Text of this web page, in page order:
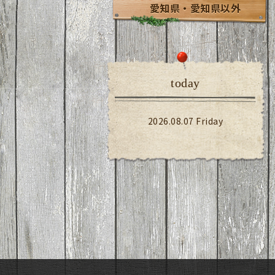
愛知県・愛知県以外
today
2026.08.07 Friday